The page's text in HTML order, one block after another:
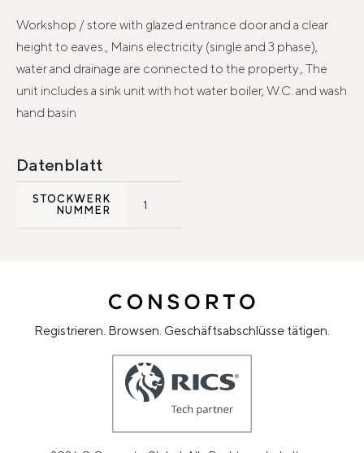
Workshop / store with glazed entrance door and a clear
height to eaves., Mains electricity (single and 3 phase),
water and drainage are connected to the property., The
unit includes a sink unit with hot water boiler, W.C. and wash
hand basin
Datenblatt
STOCKWERK
NUMMER
1
Registrieren. Browsen. Geschäftsabschlüsse tätigen.